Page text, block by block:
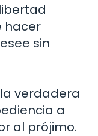
hacer
sin
verdadera
a
al prójimo.